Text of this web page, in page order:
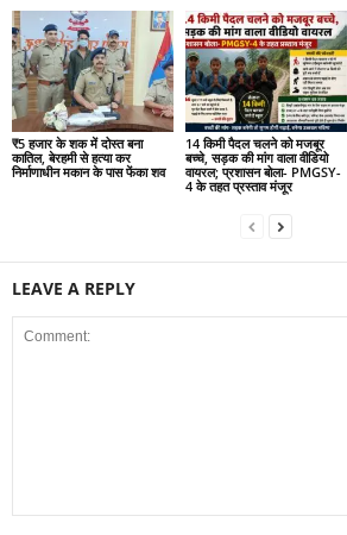
₹5 हजार के शक में दोस्त बना
कातिल, बेरहमी से हत्या कर
निर्माणाधीन मकान के पास फेंका शव
14 किमी पैदल चलने को मजबूर
बच्चे, सड़क की मांग वाला वीडियो
वायरल; प्रशासन बोला- PMGSY-
4 के तहत प्रस्ताव मंजूर
LEAVE A REPLY